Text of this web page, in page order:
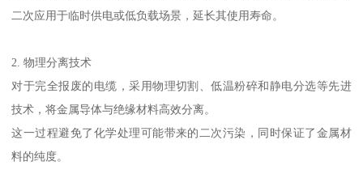
二次应用于临时供电或低负载场景，延长其使用寿命。
2. 物理分离技术
对于完全报废的电缆，采用物理切割、低温粉碎和静电分选等先进
技术，将金属导体与绝缘材料高效分离。
这一过程避免了化学处理可能带来的二次污染，同时保证了金属材
料的纯度。